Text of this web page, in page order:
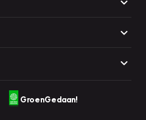
GroenGedaan!